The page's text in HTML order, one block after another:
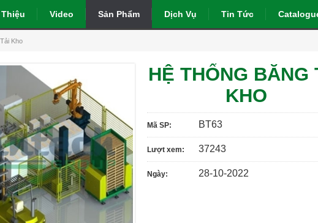
Video Sản Phẩm Dịch Vụ Tin Tức
Kho
HỆ THỐNG BĂNG
KHO
Mã SP: BT63
Lượt xem: 37243
Ngày: 28-10-2022